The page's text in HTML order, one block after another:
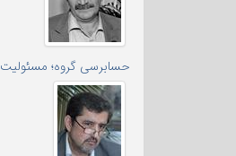
حسابرسی گروه؛ مسئولیت و